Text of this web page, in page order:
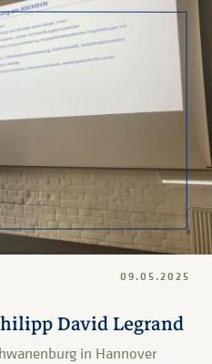
David Legrand
09.05.2025
in Hannover